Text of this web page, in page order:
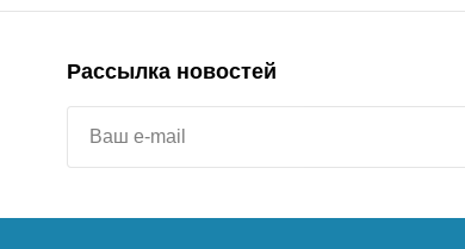
Рассылка новостей